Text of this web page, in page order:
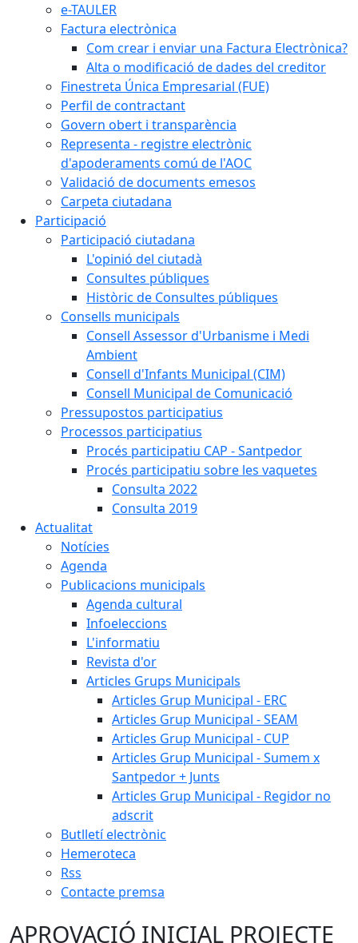
e-TAULER
Factura electrònica
Com crear i enviar una Factura Electrònica?
Alta o modificació de dades del creditor
Finestreta Única Empresarial (FUE)
Perfil de contractant
Govern obert i transparència
Representa - registre electrònic
d'apoderaments comú de l'AOC
Validació de documents emesos
Carpeta ciutadana
Participació
Participació ciutadana
L'opinió del ciutadà
Consultes públiques
Històric de Consultes públiques
Consells municipals
Consell Assessor d'Urbanisme i Medi
Ambient
Consell d'Infants Municipal (CIM)
Consell Municipal de Comunicació
Pressupostos participatius
Processos participatius
Procés participatiu CAP - Santpedor
Procés participatiu sobre les vaquetes
Consulta 2022
Consulta 2019
Actualitat
Notícies
Agenda
Publicacions municipals
Agenda cultural
Infoeleccions
L'informatiu
Revista d'or
Articles Grups Municipals
Articles Grup Municipal - ERC
Articles Grup Municipal - SEAM
Articles Grup Municipal - CUP
Articles Grup Municipal - Sumem x
Santpedor + Junts
Articles Grup Municipal - Regidor no
adscrit
Butlletí electrònic
Hemeroteca
Rss
Contacte premsa
APROVACIÓ INICIAL PROJECTE